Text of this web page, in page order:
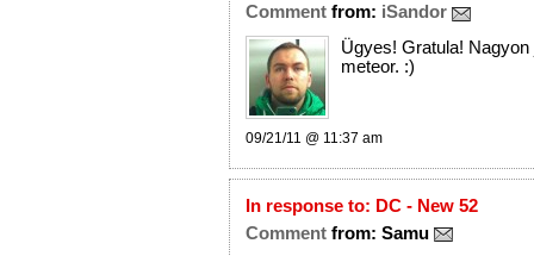
Comment from: iSandor
Ügyes! Gratula!
meteor. :)
09/21/11 @ 11:37 am
In response to: DC - New 52
Comment from:Samu